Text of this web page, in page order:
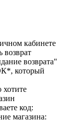
кабинете
возврата"
который
код:
магазина: